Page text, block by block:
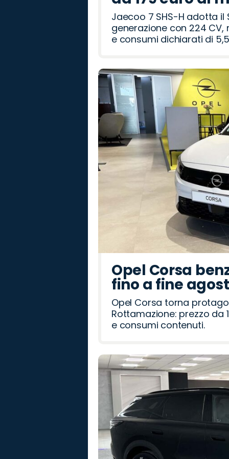
Jaecoo 7 SHS-H adotta il
generazione con 224 CV,
e consumi dichiarati di
Opel Corsa
fino a fine
Opel Corsa torna
Rottamazione: prezzo da
e consumi contenuti.